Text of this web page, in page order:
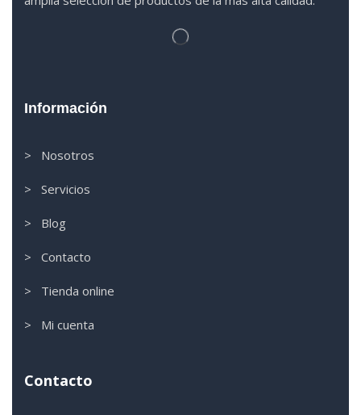
Información
> Nosotros
> Servicios
> Blog
> Contacto
> Tienda online
> Mi cuenta
Contacto